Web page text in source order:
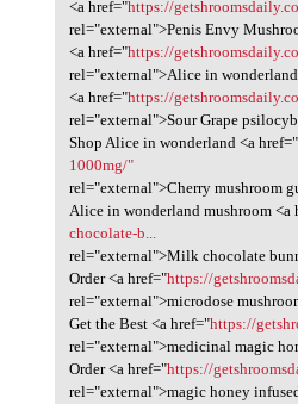
<a href="https://
rel="external">Penis Envy
<a href="https://
rel="external">Alice in
<a href="https://
rel="external">Sour Grape
Shop Alice in wonderland <a href="
1000mg/"
rel="external">Cherry mushroom
Alice in wonderland mushroom <a
chocolate-b...
rel="external">Milk chocolate
Order <a href="https://
rel="external">microdose
Get the Best <a href="https://
rel="external">medicinal magic
Order <a href="https://
rel="external">magic honey